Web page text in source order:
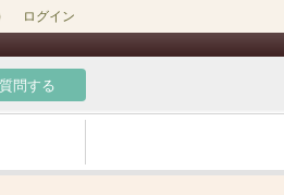
ログイン
質問する